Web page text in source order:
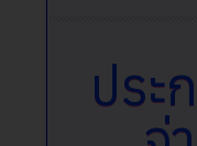
ประ